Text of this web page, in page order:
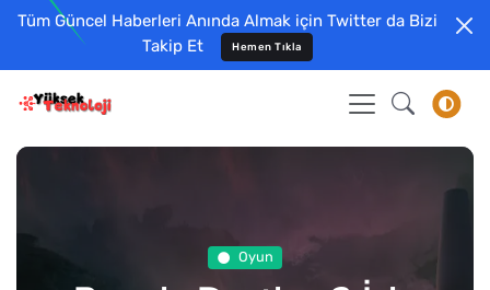
Tüm Güncel Haberleri Anında Almak için Twitter da Bizi
Takip Et
Hemen Tıkla
Oyun